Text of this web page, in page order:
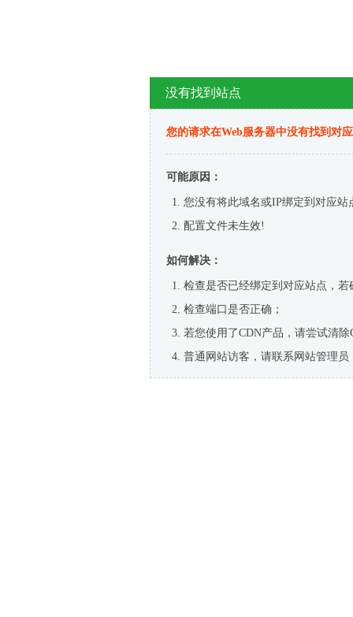
没有找到站点
您的请求在Web服务器中没有找到对
可能原因：
您没有将此域名或IP绑定到对应站
配置文件未生效!
如何解决：
检查是否已经绑定到对应站点，
检查端口是否正确；
若您使用了CDN产品，请尝试清除
普通网站访客，请联系网站管理员